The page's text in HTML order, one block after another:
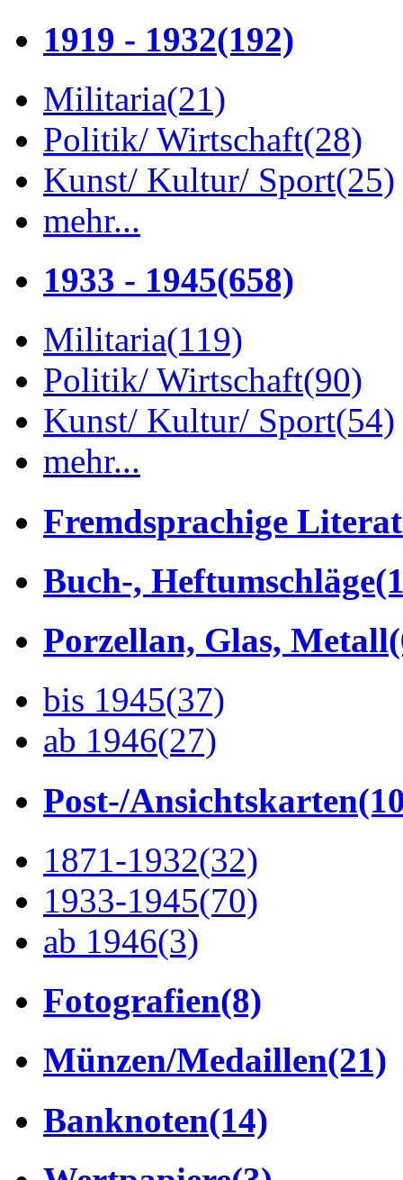
1919 - 1932(192)
Militaria(21)
Politik/ Wirtschaft(28)
Kunst/ Kultur/ Sport(25)
mehr...
1933 - 1945(658)
Militaria(119)
Politik/ Wirtschaft(90)
Kunst/ Kultur/ Sport(54)
mehr...
Fremdsprachige
Buch-, Heftumschläge
Porzellan, Glas, Metall
bis 1945(37)
ab 1946(27)
Post-/Ansichtskarten
1871-1932(32)
1933-1945(70)
ab 1946(3)
Fotografien(8)
Münzen/Medaillen(21)
Banknoten(14)